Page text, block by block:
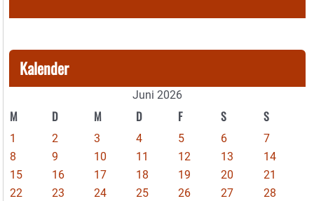
Kalender
Juni 2026
M D M D F S S
1 2 3 4 5 6
7
8
9 10 11 12 13
14
15
16 17 18 19 20
21
22
23 24 25 26 27
28